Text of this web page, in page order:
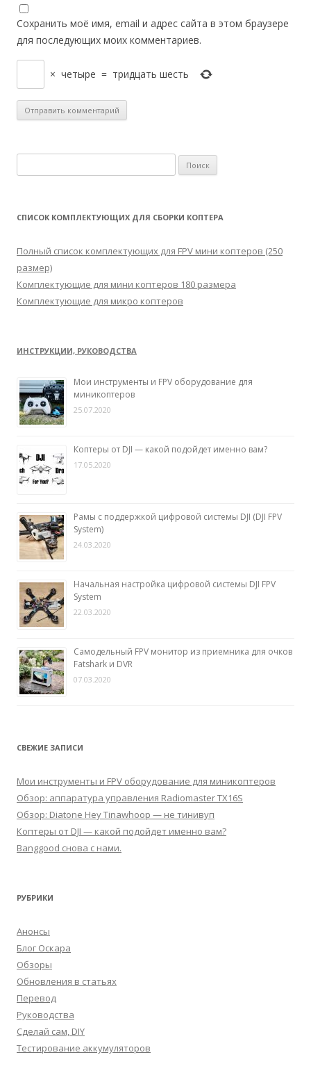
Сохранить моё имя, email и адрес сайта в этом браузере
для последующих моих комментариев.
× четыре = тридцать шесть
а
т
:
СПИСОК КОМПЛЕКТУЮЩИХ ДЛЯ СБОРКИ КОПТЕРА
Полный список комплектующих для FPV мини коптеров (250
размер)
Комплектующие для мини коптеров 180 размера
Комплектующие для микро коптеров
ИНСТРУКЦИИ, РУКОВОДСТВА
Мои инструменты и FPV оборудование для
миникоптеров
25.07.2020
Коптеры от DJI — какой подойдет именно вам?
17.05.2020
Рамы с поддержкой цифровой системы DJI (DJI FPV
System)
24.03.2020
Начальная настройка цифровой системы DJI FPV
System
22.03.2020
Самодельный FPV монитор из приемника для очков
Fatshark и DVR
07.03.2020
СВЕЖИЕ ЗАПИСИ
Мои инструменты и FPV оборудование для миникоптеров
Обзор: аппаратура управления Radiomaster TX16S
Обзор: Diatone Hey Tinawhoop — не тинивуп
Коптеры от DJI — какой подойдет именно вам?
Banggood снова с нами.
РУБРИКИ
Анонсы
Блог Оскара
Обзоры
Обновления в статьях
Перевод
Руководства
Сделай сам, DIY
Тестирование аккумуляторов